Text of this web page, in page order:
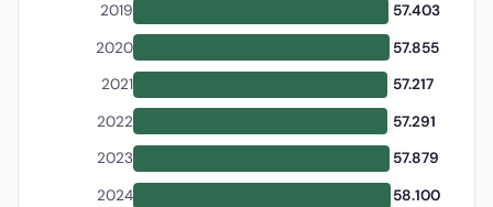
2019
57.403
2020
57.855
2021
57.217
2022
57.291
2023
57.879
2024
58.100